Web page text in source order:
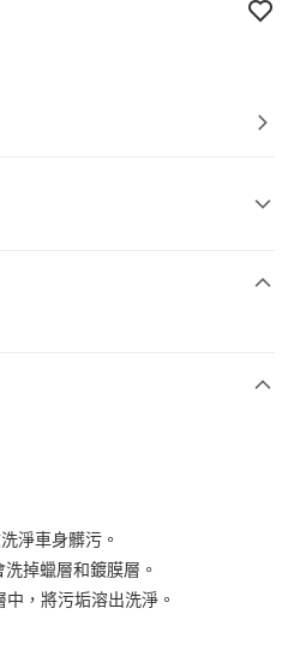
華泰商業銀行
遠東國際商業銀行
永豐商業銀行
淨車身髒污。
掉蠟層和鍍膜層。
，將污垢溶出洗淨。